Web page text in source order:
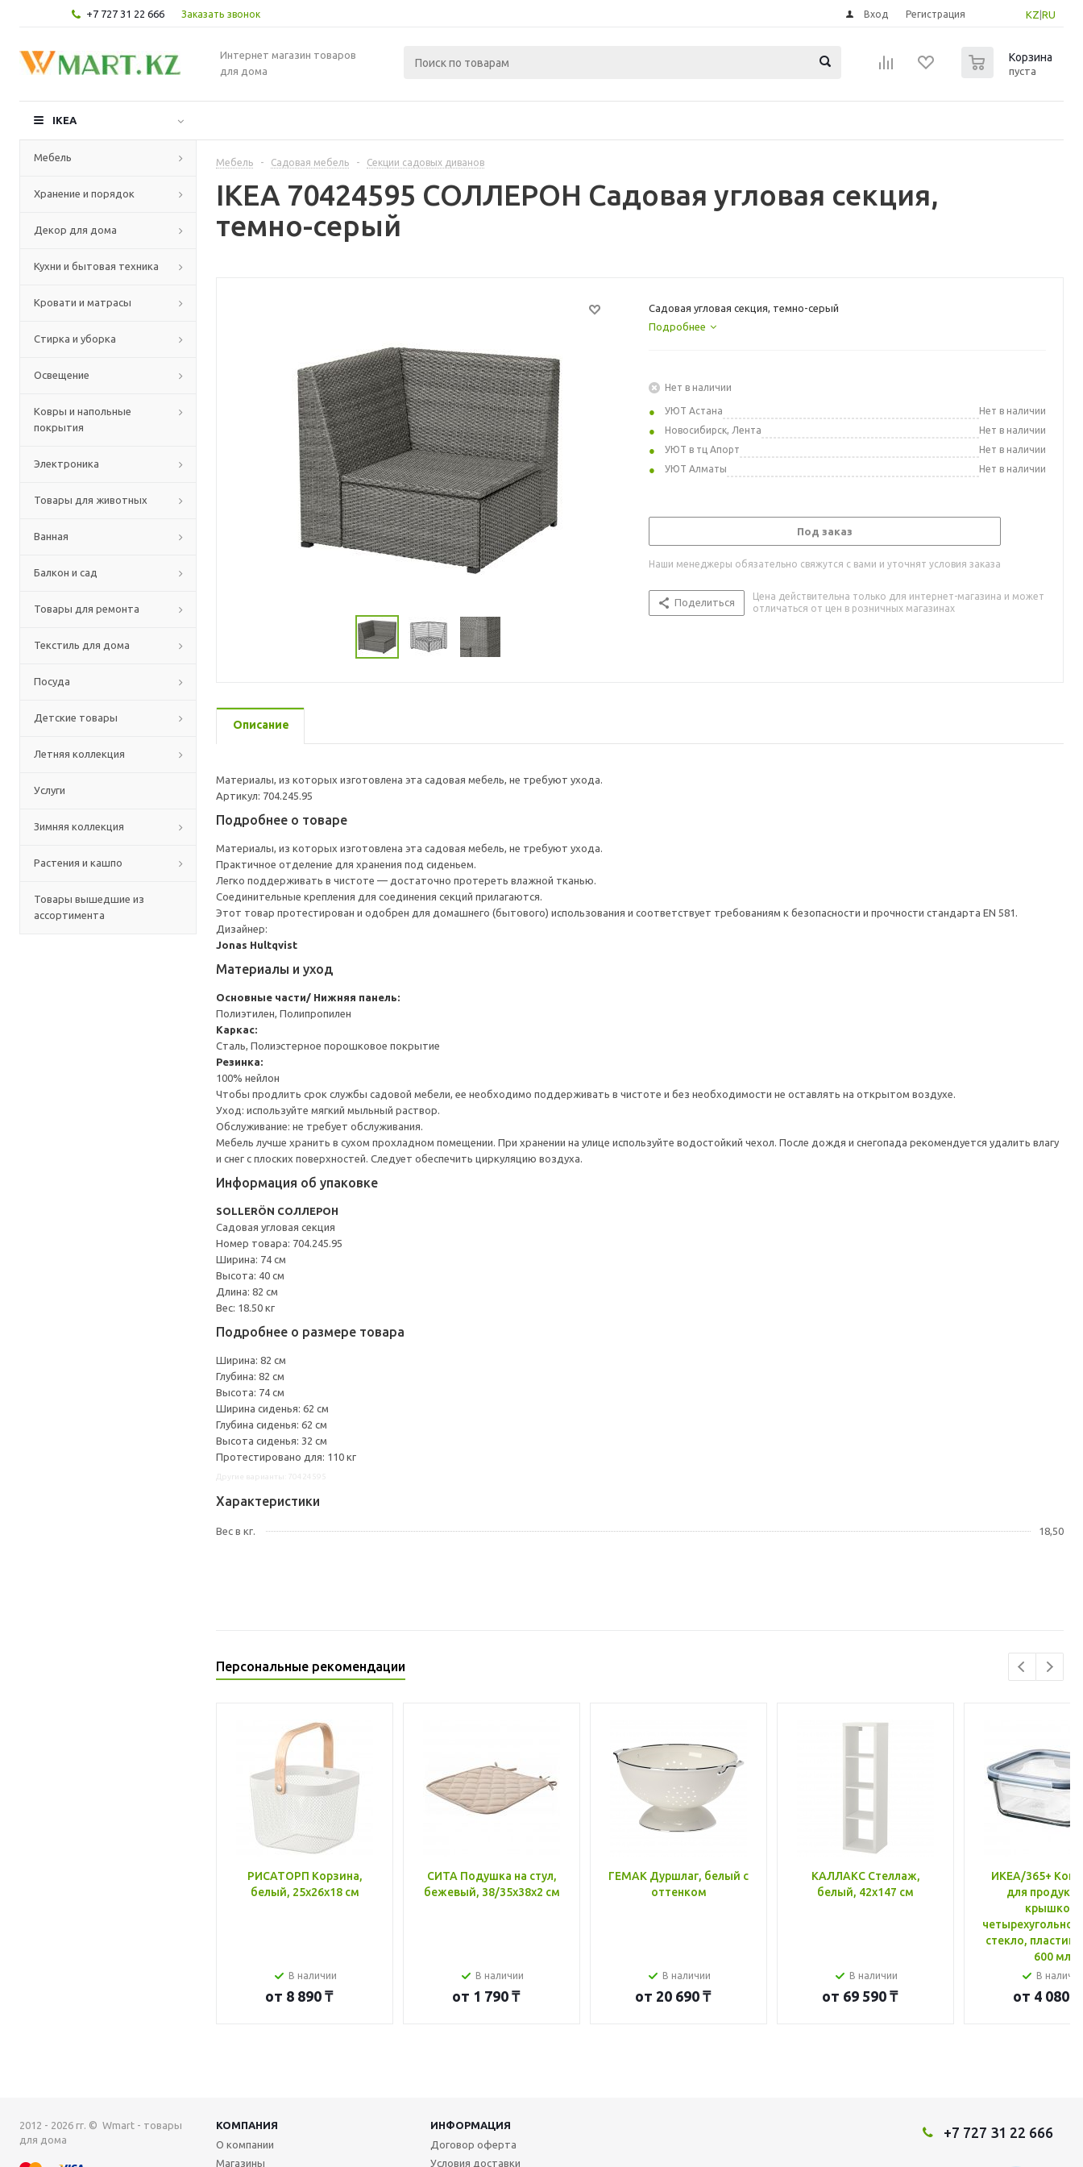
+7 727 31 22 666 Заказать звонок KZ RU
Вход Регистрация
Интернет магазин товаров
для дома
Корзина
пуста
IKEA
Мебель
Хранение и порядок
Декор для дома
Кухни и бытовая техника
Кровати и матрасы
Стирка и уборка
Освещение
Ковры и напольные
покрытия
Электроника
Товары для животных
Ванная
Балкон и сад
Товары для ремонта
Текстиль для дома
Посуда
Детские товары
Летняя коллекция
Услуги
Зимняя коллекция
Растения и кашпо
Товары вышедшие из
ассортимента
Мебель - Садовая мебель - Секции садовых диванов
IKEA 70424595 СОЛЛЕРОН Садовая угловая секция,
темно-серый
Садовая угловая секция, темно-серый
Подробнее
Нет в наличии
УЮТ Астана
Нет в наличии
Новосибирск, Лента
Нет в наличии
УЮТ в тц Апорт
Нет в наличии
УЮТ Алматы
Нет в наличии
Под заказ
Наши менеджеры обязательно свяжутся с вами и уточнят условия заказа
Поделиться
Цена действительна только для интернет-магазина и может
отличаться от цен в розничных магазинах
Описание
Материалы, из которых изготовлена эта садовая мебель, не требуют ухода.
Артикул: 704.245.95
Подробнее о товаре
Материалы, из которых изготовлена эта садовая мебель, не требуют ухода.
Практичное отделение для хранения под сиденьем.
Легко поддерживать в чистоте — достаточно протереть влажной тканью.
Соединительные крепления для соединения секций прилагаются.
Этот товар протестирован и одобрен для домашнего (бытового) использования и соответствует требованиям к безопасности и прочности стандарта EN 581.
Дизайнер:
Jonas Hultqvist
Материалы и уход
Основные части/ Нижняя панель:
Полиэтилен, Полипропилен
Каркас:
Сталь, Полиэстерное порошковое покрытие
Резинка:
100% нейлон
Чтобы продлить срок службы садовой мебели, ее необходимо поддерживать в чистоте и без необходимости не оставлять на открытом воздухе.
Уход: используйте мягкий мыльный раствор.
Обслуживание: не требует обслуживания.
Мебель лучше хранить в сухом прохладном помещении. При хранении на улице используйте водостойкий чехол. После дождя и снегопада рекомендуется удалить влагу
и снег с плоских поверхностей. Следует обеспечить циркуляцию воздуха.
Информация об упаковке
SOLLERÖN СОЛЛЕРОН
Садовая угловая секция
Номер товара: 704.245.95
Ширина: 74 см
Высота: 40 см
Длина: 82 см
Вес: 18.50 кг
Подробнее о размере товара
Ширина: 82 см
Глубина: 82 см
Высота: 74 см
Ширина сиденья: 62 см
Глубина сиденья: 62 см
Высота сиденья: 32 см
Протестировано для: 110 кг
Характеристики
Вес в кг. 18,50
Персональные рекомендации
РИСАТОРП Корзина,
белый, 25x26x18 см
В наличии
от 8 890 ₸
СИТА Подушка на стул,
бежевый, 38/35x38x2 см
В наличии
от 1 790 ₸
ГЕМАК Дуршлаг, белый с
оттенком
В наличии
от 20 690 ₸
КАЛЛАКС Стеллаж,
белый, 42x147 см
В наличии
от 69 590 ₸
ИКЕА/365+
для
крышкой,
стекло, пластик
600 мл
В
от 4 080 ₸
2012 - 2026 гг. © Wmart - товары
для дома
КОМПАНИЯ
ИНФОРМАЦИЯ
О компании
Магазины
Договор оферта
Условия доставки
+7 727 31 22 666